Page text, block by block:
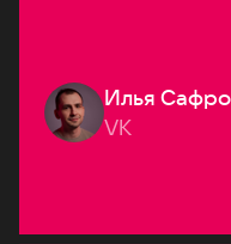
Илья
VK